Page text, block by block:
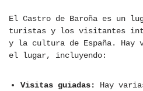
El Castro de Baroña es un
turistas y los visitantes
y la cultura de España.
el lugar, incluyendo:
Visitas guiadas:
Hay